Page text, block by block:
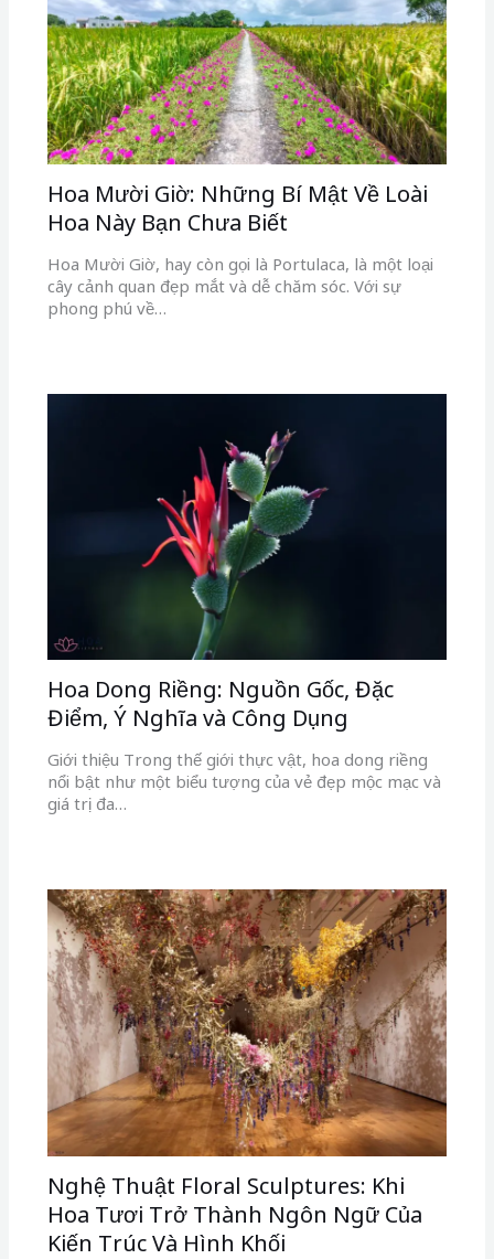
Hoa Mười Giờ: Những Bí Mật Về Loài
Hoa Này Bạn Chưa Biết
Hoa Mười Giờ, hay còn gọi là Portulaca, là một loại
cây cảnh quan đẹp mắt và dễ chăm sóc. Với sự
phong phú về…
Hoa Dong Riềng: Nguồn Gốc, Đặc
Điểm, Ý Nghĩa và Công Dụng
Giới thiệu Trong thế giới thực vật, hoa dong riềng
nổi bật như một biểu tượng của vẻ đẹp mộc mạc và
giá trị đa…
Nghệ Thuật Floral Sculptures: Khi
Hoa Tươi Trở Thành Ngôn Ngữ Của
Kiến Trúc Và Hình Khối